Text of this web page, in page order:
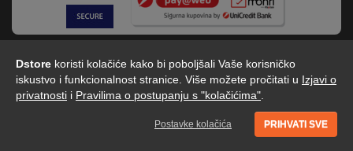
Dstore koristi kolačiće kako bi poboljšali Vaše korisničko
iskustvo i funkcionalnost stranice. Više možete pročitati u Izjavi o
privatnosti i Pravilima o postupanju s "kolačićima"
Postavke kolačića PRIHVATI SVE
Dstore - Centar tehnike © 2026 by Digitalis d.o.o